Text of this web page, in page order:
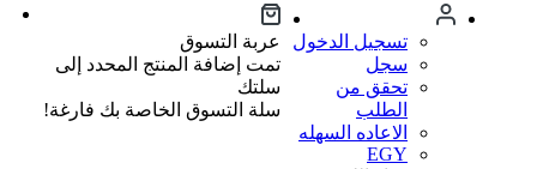
تسجيل الدخول
سجل
تحقق من
الطلب
الاعاده السهله
EGY
عربة التسوق
تمت إضافة المنتج المحدد إلى
سلتك
سلة التسوق الخاصة بك فارغة!